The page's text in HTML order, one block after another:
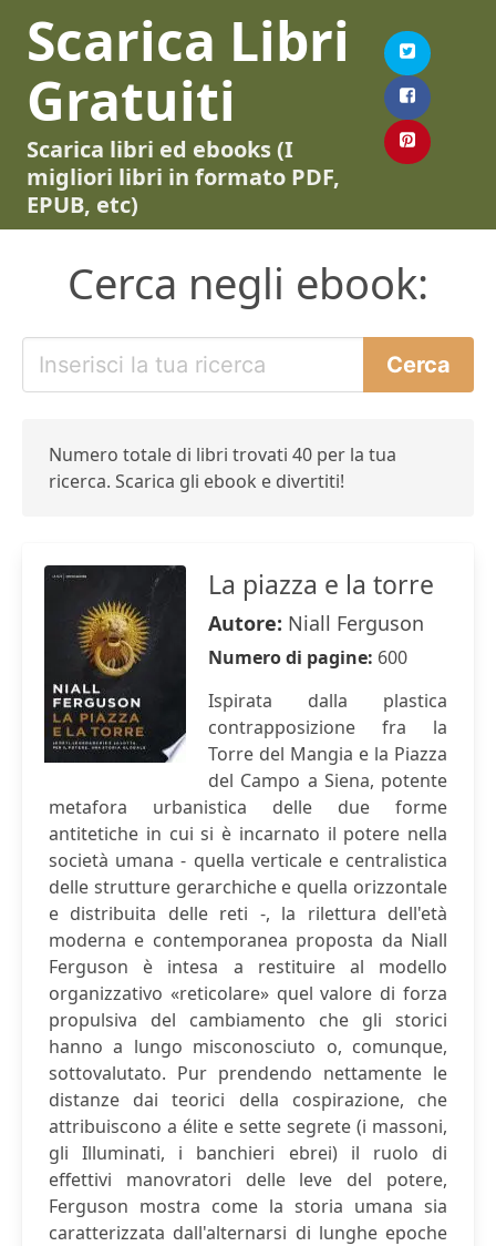
Scarica Libri
Gratuiti
Scarica libri ed ebooks (I
migliori libri in formato PDF,
EPUB, etc)
Cerca negli ebook:
Numero totale di libri trovati 40 per la tua
ricerca. Scarica gli ebook e divertiti!
La piazza e la torre
Autore: Niall Ferguson
Numero di pagine: 600
Ispirata dalla plastica
contrapposizione fra la
Torre del Mangia e la Piazza
del Campo a Siena, potente
metafora urbanistica delle due forme
antitetiche in cui si è incarnato il potere nella
società umana - quella verticale e centralistica
delle strutture gerarchiche e quella orizzontale
e distribuita delle reti -, la rilettura dell'età
moderna e contemporanea proposta da Niall
Ferguson è intesa a restituire al modello
organizzativo «reticolare» quel valore di forza
propulsiva del cambiamento che gli storici
hanno a lungo misconosciuto o, comunque,
sottovalutato. Pur prendendo nettamente le
distanze dai teorici della cospirazione, che
attribuiscono a élite e sette segrete (i massoni,
gli Illuminati, i banchieri ebrei) il ruolo di
effettivi manovratori delle leve del potere,
Ferguson mostra come la storia umana sia
caratterizzata dall'alternarsi di lunghe epoche